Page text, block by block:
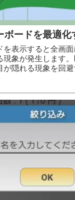
ボードを最適化
表示すると全画
現象が発生します
隠れる現象を回避